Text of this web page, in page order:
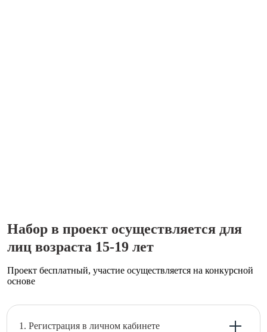
Набор в проект осуществляется для
лиц возраста 15-19 лет
Проект бесплатный, участие осуществляется на конкурсной
основе
1. Регистрация в личном кабинете